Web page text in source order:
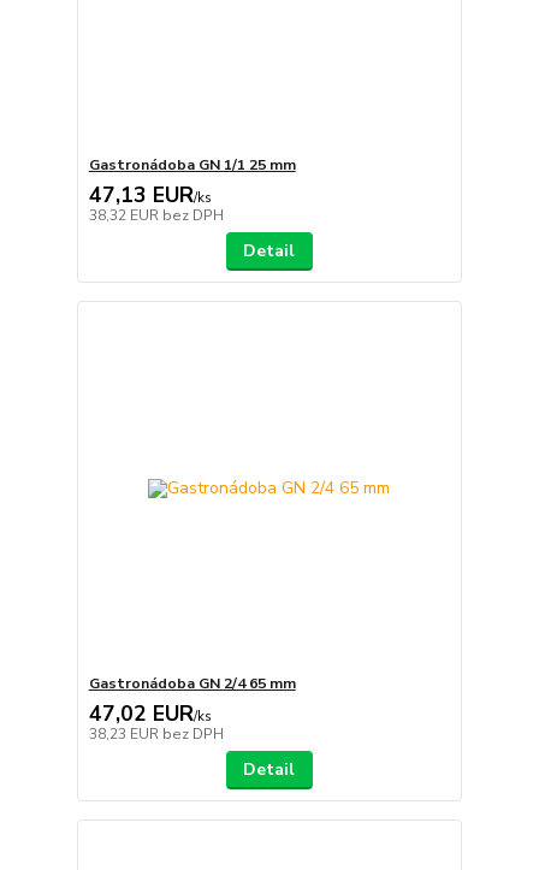
Gastronádoba GN 1/1 25 mm
47,13 EUR/ks
38,32 EUR bez DPH
Detail
Gastronádoba GN 2/4 65 mm
47,02 EUR/ks
38,23 EUR bez DPH
Detail